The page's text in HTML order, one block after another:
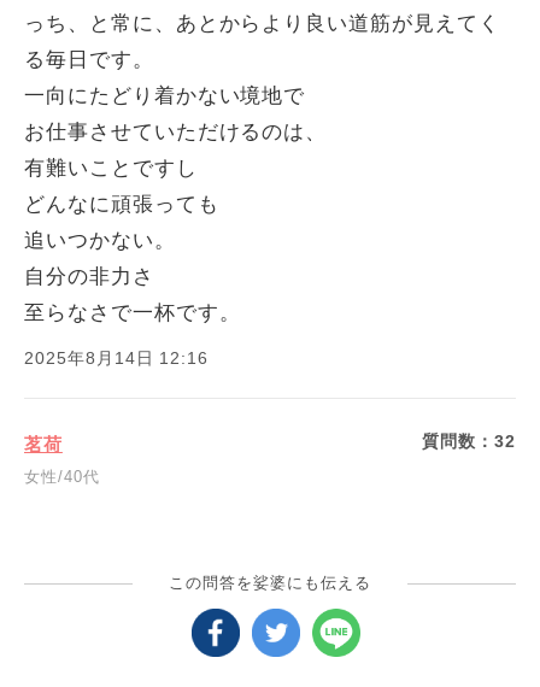
っち、と常に、あとからより良い道筋が見えてく
る毎日です。
一向にたどり着かない境地で
お仕事させていただけるのは、
有難いことですし
どんなに頑張っても
追いつかない。
自分の非力さ
至らなさで一杯です。
2025年8月14日 12:16
茗荷
女性/40代
質問数：32
この問答を娑婆にも伝える